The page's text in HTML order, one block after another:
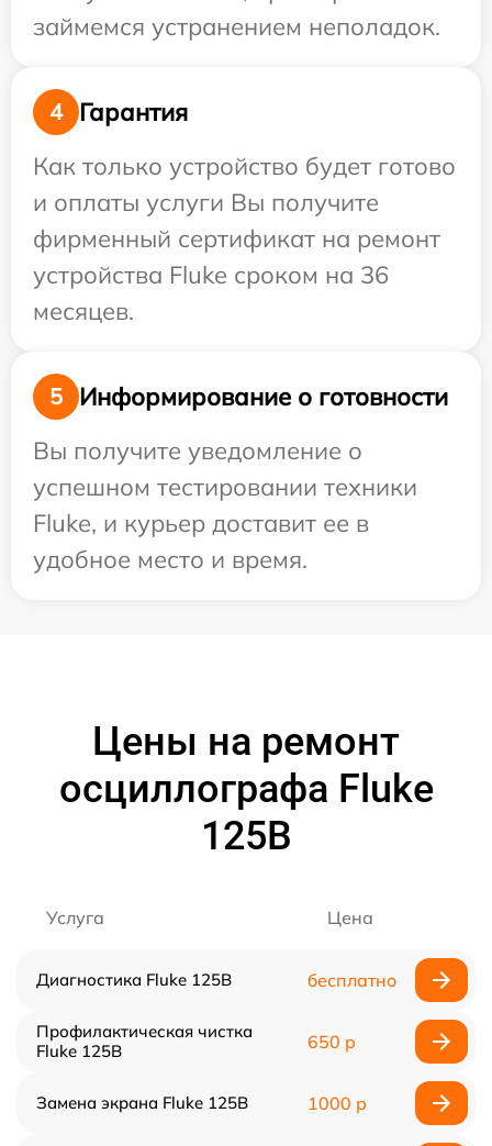
займемся устранением неполадок.
4
Гарантия
Как только устройство будет готово
и оплаты услуги Вы получите
фирменный сертификат на ремонт
устройства Fluke сроком на 36
месяцев.
5
Информирование о готовности
Вы получите уведомление о
успешном тестировании техники
Fluke, и курьер доставит ее в
удобное место и время.
Цены на ремонт
осциллографа Fluke
125B
Услуга Цена
Диагностика Fluke 125B бесплатно
Профилактическая чистка
Fluke 125B
650 р
Замена экрана Fluke 125B 1000 р